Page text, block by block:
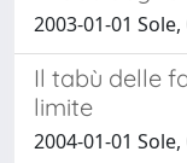
2003-01-01
Il tabù delle
limite
2004-01-01